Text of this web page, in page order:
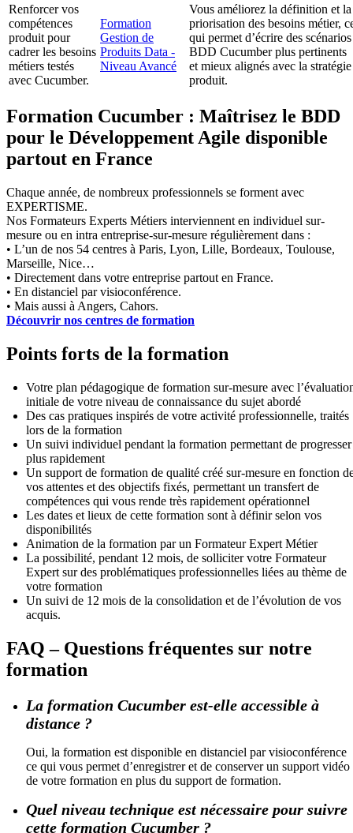
Renforcer vos
compétences
produit pour
cadrer les besoins
métiers testés
avec Cucumber.
Formation
Gestion de
Produits Data -
Niveau Avancé
Vous améliorez la définition et la
priorisation des besoins métier,
qui permet d’écrire des scénarios
BDD Cucumber plus pertinents
et mieux alignés avec la stratégie
produit.
Formation Cucumber : Maîtrisez le BDD
pour le Développement Agile disponible
partout en France
Chaque année, de nombreux professionnels se forment avec
EXPERTISME.
Nos Formateurs Experts Métiers interviennent en individuel sur-
mesure ou en intra entreprise-sur-mesure régulièrement dans :
• L’un de nos 54 centres à Paris, Lyon, Lille, Bordeaux, Toulouse,
Marseille, Nice…
• Directement dans votre entreprise partout en France.
• En distanciel par visioconférence.
• Mais aussi à Angers, Cahors.
Découvrir nos centres de formation
Points forts de la formation
Votre plan pédagogique de formation sur-mesure avec
initiale de votre niveau de connaissance du sujet abordé
Des cas pratiques inspirés de votre activité professionnelle, traités
lors de la formation
Un suivi individuel pendant la formation permettant de progresser
plus rapidement
Un support de formation de qualité créé sur-mesure en fonction
vos attentes et des objectifs fixés, permettant un transfert de
compétences qui vous rende très rapidement opérationnel
Les dates et lieux de cette formation sont à définir selon vos
disponibilités
Animation de la formation par un Formateur Expert Métier
La possibilité, pendant 12 mois, de solliciter votre Formateur
Expert sur des problématiques professionnelles liées au thème de
votre formation
Un suivi de 12 mois de la consolidation et de l’évolution de vos
acquis.
FAQ – Questions fréquentes sur notre
formation
La formation Cucumber est-elle accessible à
distance ?
Oui, la formation est disponible en distanciel par visioconférence
ce qui vous permet d’enregistrer et de conserver un support vidéo
de votre formation en plus du support de formation.
Quel niveau technique est nécessaire pour suivre
cette formation Cucumber ?